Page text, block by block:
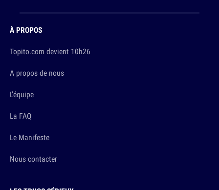
À PROPOS
Topito.com devient 10h26
A propos de nous
L'équipe
La FAQ
Le Manifeste
Nous contacter